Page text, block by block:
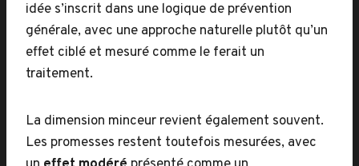
idée s’inscrit dans une logique de prévention
générale, avec une approche naturelle plutôt qu’un
effet ciblé et mesuré comme le ferait un
traitement.
La dimension minceur revient également souvent.
Les promesses restent toutefois mesurées, avec